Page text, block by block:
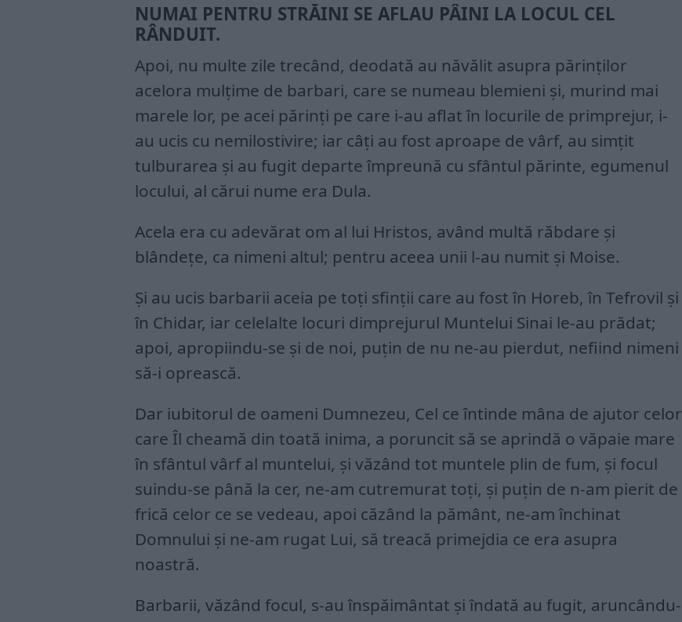
NUMAI PENTRU STRĂINI SE AFLAU PÂINI LA LOCUL CEL
RÂNDUIT.
Apoi, nu multe zile trecând, deodată au năvălit asupra părinților
acelora mulțime de barbari, care se numeau blemieni și, murind mai
marele lor, pe acei părinți pe care i-au aflat în locurile de primprejur, i-
au ucis cu nemilostivire; iar câți au fost aproape de vârf, au simțit
tulburarea și au fugit departe împreună cu sfântul părinte, egumenul
locului, al cărui nume era Dula.
Acela era cu adevărat om al lui Hristos, având multă răbdare și
blândețe, ca nimeni altul; pentru aceea unii l-au numit și Moise.
Și au ucis barbarii aceia pe toți sfinții care au fost în Horeb, în Tefrovil și
în Chidar, iar celelalte locuri dimprejurul Muntelui Sinai le-au prădat;
apoi, apropiindu-se și de noi, puțin de nu ne-au pierdut, nefiind nimeni
să-i oprească.
Dar iubitorul de oameni Dumnezeu, Cel ce întinde mâna de ajutor celor
care Îl cheamă din toată inima, a poruncit să se aprindă o văpaie mare
în sfântul vârf al muntelui, și văzând tot muntele plin de fum, și focul
suindu-se până la cer, ne-am cutremurat toți, și puțin de n-am pierit de
frică celor ce se vedeau, apoi căzând la pământ, ne-am închinat
Domnului și ne-am rugat Lui, să treacă primejdia ce era asupra
noastră.
Barbarii, văzând focul, s-au înspăimântat și îndată au fugit, aruncându-